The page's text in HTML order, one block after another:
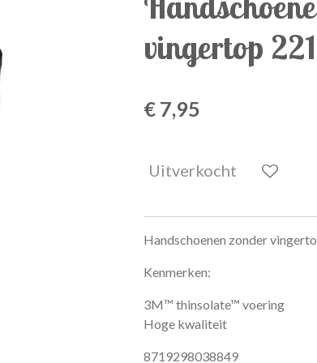
vingertop
€ 7,95
Uitverkocht
Handschoenen zonder
Kenmerken:
3M™ thinsolate™ voering
Hoge kwaliteit
8719298038849